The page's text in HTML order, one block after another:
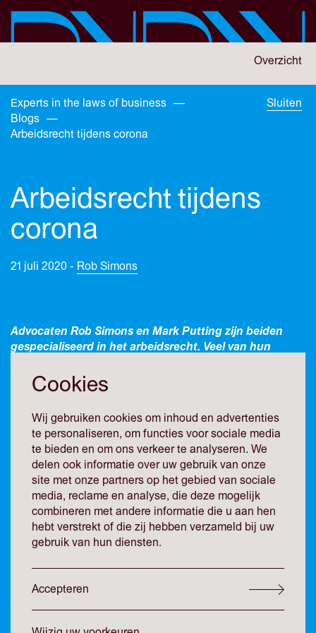
Overzicht
You
are
here:
Experts in the laws of business —
Blogs —
Arbeidsrecht tijdens corona
Sluiten
Arbeidsrecht tijdens
corona
21 juli 2020 - Rob Simons
Advocaten Rob Simons en Mark Putting zijn beiden
gespecialiseerd in het arbeidsrecht. Veel van hun
maanden noodgedwongen een beroep gedaan op de
NOW. Hoe hebben zij de afgelopen maanden beleefd en
Hoe is het om
arbeidsrechtadvocaat te zijn in
deze coronacrisis?
Rob: Hectisch. Het arbeidsrecht is een rechtsgebied dat
zeker de laatste jaren bijna continu in beweging is
geweest met veel politieke discussies, wetswijzigingen en
ontwikkelende rechtspraak. Dat maakt het arbeidsrecht
juist zo leuk en dynamisch. Maar de afgelopen periode is
met niets te vergelijken. De crisis heeft zich natuurlijk heel
snel ontwikkeld. Onze wetgeving, maar zeker ook het
Cookies
Wij gebruiken cookies om inhoud en advertenties
te personaliseren, om functies voor sociale media
te bieden en om ons verkeer te analyseren. We
delen ook informatie over uw gebruik van onze
site met onze partners op het gebied van sociale
media, reclame en analyse, die deze mogelijk
combineren met andere informatie die u aan hen
hebt verstrekt of die zij hebben verzameld bij uw
gebruik van hun diensten.
Accepteren